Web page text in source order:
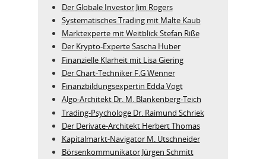
Der Globale Investor Jim Rogers
Systematisches Trading mit Malte Kaub
Marktexperte mit Weitblick Stefan Riße
Der Krypto-Experte Sascha Huber
Finanzielle Klarheit mit Lisa Giering
Der Chart-Techniker F.G Wenner
Finanzbildungsexpertin Edda Vogt
Algo‑Architekt Dr. M. Blankenberg‑Teich
Trading-Psychologe Dr. Raimund Schriek
Der Derivate‑Architekt Herbert Thomas
Kapitalmarkt-Navigator M. Utschneider
Börsenkommunikator Jürgen Schmitt